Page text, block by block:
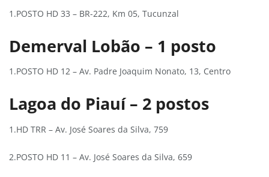
1.POSTO HD 33 – BR-222, Km 05, Tucunzal
Demerval Lobão – 1 posto
1.POSTO HD 12 – Av. Padre Joaquim Nonato, 13, Centro
Lagoa do Piauí – 2 postos
1.HD TRR – Av. José Soares da Silva, 759
2.POSTO HD 11 – Av. José Soares da Silva, 659